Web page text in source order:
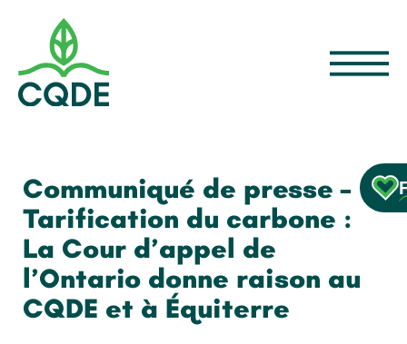
Communiqué de presse –
Tarification du carbone :
La Cour d’appel de
l’Ontario donne raison au
CQDE et à Équiterre